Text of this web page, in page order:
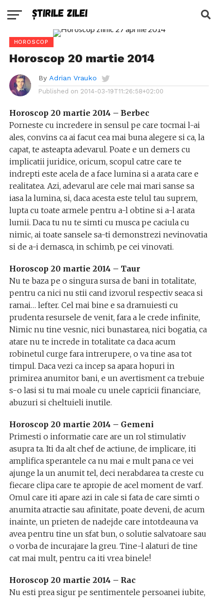
HOROSCOP
Horoscop 20 martie 2014
By Adrian Vrauko
Published on 2014-03-19T11:26:58+02:00
Horoscop 20 martie 2014 – Berbec
Porneste cu incredere in sensul pe care tocmai l-ai
ales, convins ca ai facut cea mai buna alegere si ca, la
capat, te asteapta adevarul. Poate e un demers cu
implicatii juridice, oricum, scopul catre care te
indrepti este acela de a face lumina si a arata care e
realitatea. Azi, adevarul are cele mai mari sanse sa
iasa la lumina, si, daca acesta este telul tau suprem,
lupta cu toate armele pentru a-l obtine si a-l arata
lumii. Daca tu nu te simti cu musca pe caciula cu
nimic, ai toate sansele sa-ti demonstrezi nevinovatia
si de a-i demasca, in schimb, pe cei vinovati.
Horoscop 20 martie 2014 – Taur
Nu te baza pe o singura sursa de bani in totalitate,
pentru ca nici nu stii cand izvorul respectiv seaca si
ramai… lefter. Cel mai bine e sa dramuiesti cu
prudenta resursele de venit, fara a le crede infinite,
Nimic nu tine vesnic, nici bunastarea, nici bogatia, ca
atare nu te increde in totalitate ca daca acum
robinetul curge fara intrerupere, o va tine asa tot
timpul. Daca vezi ca incep sa apara hopuri in
primirea anumitor bani, e un avertisment ca trebuie
s-o lasi si tu mai moale cu unele capricii financiare,
abuzuri si cheltuieli inutile.
Horoscop 20 martie 2014 – Gemeni
Primesti o informatie care are un rol stimulativ
asupra ta. Iti da alt chef de actiune, de implicare, iti
amplifica sperantele ca nu mai e mult pana ce vei
ajunge la un anumit tel, deci nerabdarea ta creste cu
fiecare clipa care te apropie de acel moment de varf.
Omul care iti apare azi in cale si fata de care simti o
anumita atractie sau afinitate, poate deveni, de acum
inainte, un prieten de nadejde care intotdeauna va
avea pentru tine un sfat bun, o solutie salvatoare sau
o vorba de incurajare la greu. Tine-l alaturi de tine
cat mai mult, pentru ca iti vrea binele!
Horoscop 20 martie 2014 – Rac
Nu esti prea sigur pe sentimentele persoanei iubite,